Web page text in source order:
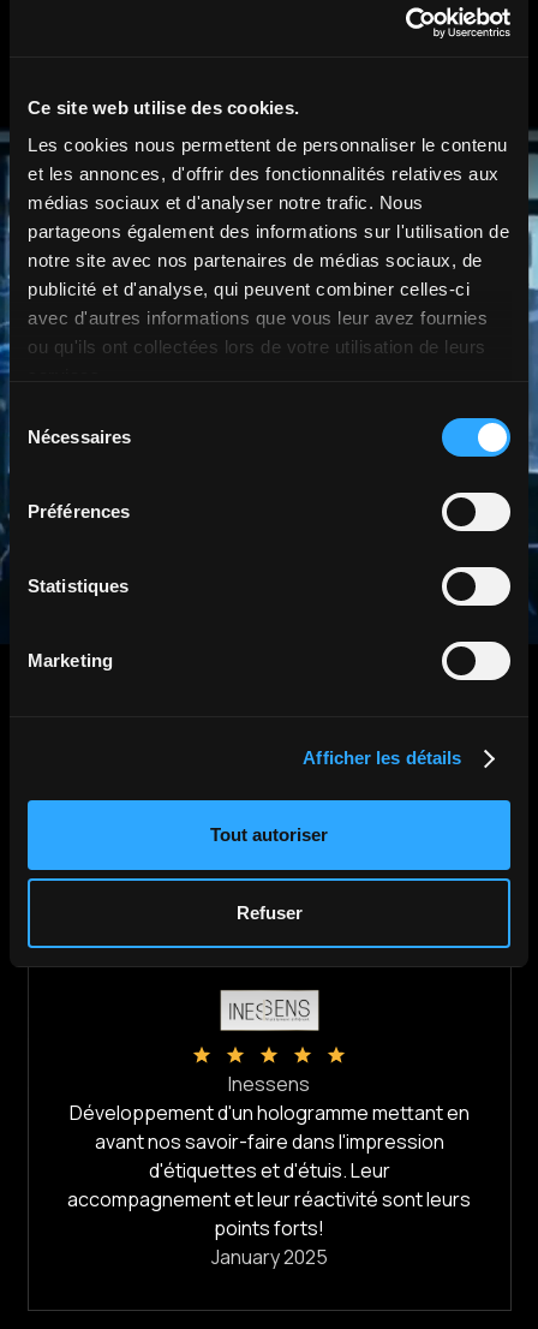
Ce site web utilise des cookies.
Les cookies nous permettent de personnaliser le contenu
et les annonces, d'offrir des fonctionnalités relatives aux
médias sociaux et d'analyser notre trafic. Nous
partageons également des informations sur l'utilisation de
notre site avec nos partenaires de médias sociaux, de
publicité et d'analyse, qui peuvent combiner celles-ci
avec d'autres informations que vous leur avez fournies
ou qu'ils ont collectées lors de votre utilisation de leurs
consentement
Nécessaires
Préférences
Statistiques
Marketing
Afficher les détails
Tout autoriser
Refuser
Ils nous ont fait confiance.
Malvern Panalytical
Super !!! Holovisio a su concrétiser mon idée
:) L'accompagnement a été de qualité, tout
comme l'installation et la désinstallation. Je les
recommande vivement.
April 2025